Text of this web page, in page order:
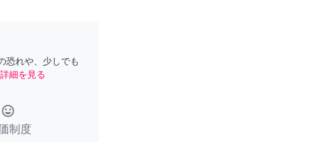
恐れや、少しでも
詳細を見る
tag_faces
制度